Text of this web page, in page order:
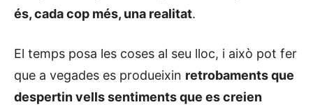
és, cada cop més, una realitat.
El temps posa les coses al seu lloc, i això pot fer
que a vegades es produeixin retrobaments que
despertin vells sentiments que es creien